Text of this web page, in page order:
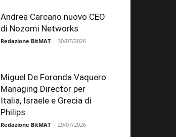
Andrea Carcano nuovo CEO
di Nozomi Networks
Redazione BitMAT - 30/07/2026
Miguel De Foronda Vaquero
Managing Director per
Italia, Israele e Grecia di
Philips
Redazione BitMAT - 29/07/2026